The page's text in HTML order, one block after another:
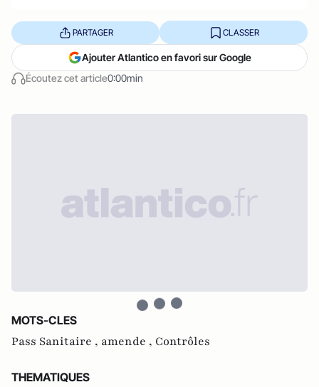
Écoutez cet article0:00min
PARTAGER CLASSER
Ajouter Atlantico en favori sur Google
MOTS-CLES
Pass Sanitaire , amende , Contrôles
THEMATIQUES